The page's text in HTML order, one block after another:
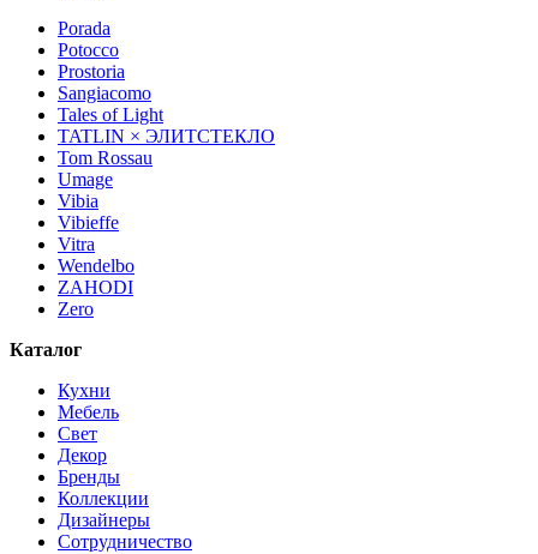
Porada
Potocco
Prostoria
Sangiacomo
Tales of Light
TATLIN × ЭЛИТСТЕКЛО
Tom Rossau
Umage
Vibia
Vibieffe
Vitra
Wendelbo
ZAHODI
Zero
Каталог
Кухни
Мебель
Свет
Декор
Бренды
Коллекции
Дизайнеры
Сотрудничество